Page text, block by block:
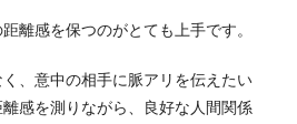
離感を保つのがとても上手です。
、意中の相手に脈アリを伝えたい
感を測りながら、良好な人間関係